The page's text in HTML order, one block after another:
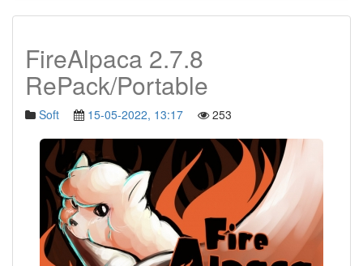
FireAlpaca 2.7.8
RePack/Portable
Soft 15-05-2022, 13:17 253